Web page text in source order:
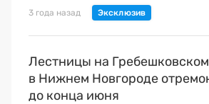
3 года назад
Лестницы на
в Нижнем Новгороде
до конца июня